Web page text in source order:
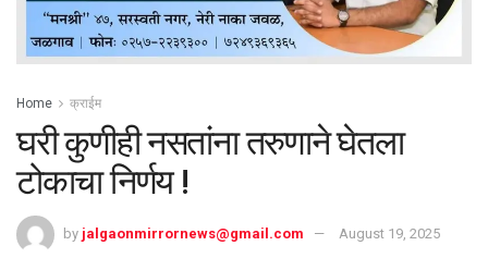
Home क्राईम
घरी कुणीही नसतांना तरुणाने घेतला
टोकाचा निर्णय !
by jalgaonmirrornews@gmail.com August 19, 2025